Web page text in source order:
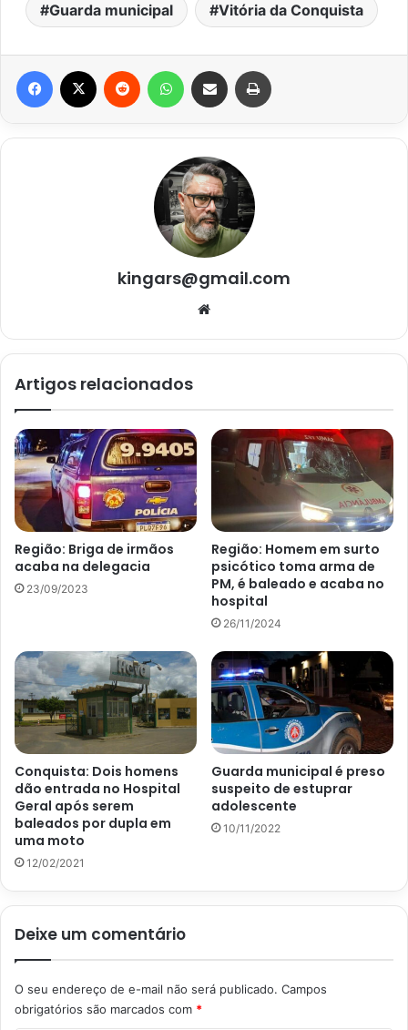
Guarda municipal Vitória da Conquista
Facebook Reddit WhatsAppCompartilhar via e-mail
kingars@gmail.com
Artigos relacionados
Região: Briga de irmãos
acaba na delegacia
23/09/2023
Região: Homem em surto
psicótico toma arma de
PM, é baleado e acaba no
hospital
26/11/2024
Conquista: Dois homens
dão entrada no Hospital
Geral após serem
baleados por dupla em
uma moto
12/02/2021
Guarda municipal é preso
suspeito de estuprar
adolescente
10/11/2022
Deixe um comentário
O seu endereço de e-mail não será publicado. Campos
obrigatórios são marcados com *